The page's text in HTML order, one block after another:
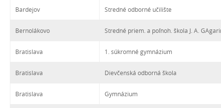
Bardejov Stredné odborné učilište
Bernolákovo Stredné priem. a poľnoh. škola J. A.
Bratislava 1. súkromné gymnázium
Bratislava Dievčenská odborná škola
Bratislava Gymnázium